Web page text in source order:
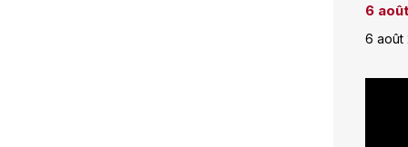
6
6 août